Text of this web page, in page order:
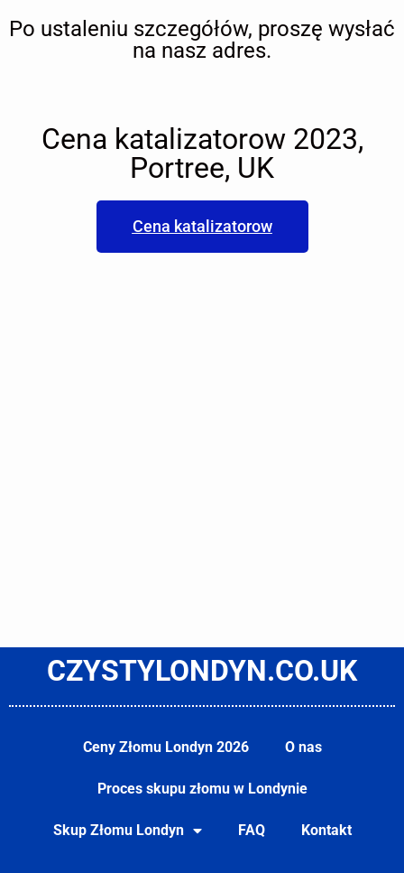
Po ustaleniu szczegółów, proszę wysłać
na nasz adres.
Cena katalizatorow 2023,
Portree, UK
Cena katalizatorow
CZYSTYLONDYN.CO.UK
Ceny Złomu Londyn 2026 O nas
Proces skupu złomu w Londynie
Skup Złomu Londyn FAQ Kontakt